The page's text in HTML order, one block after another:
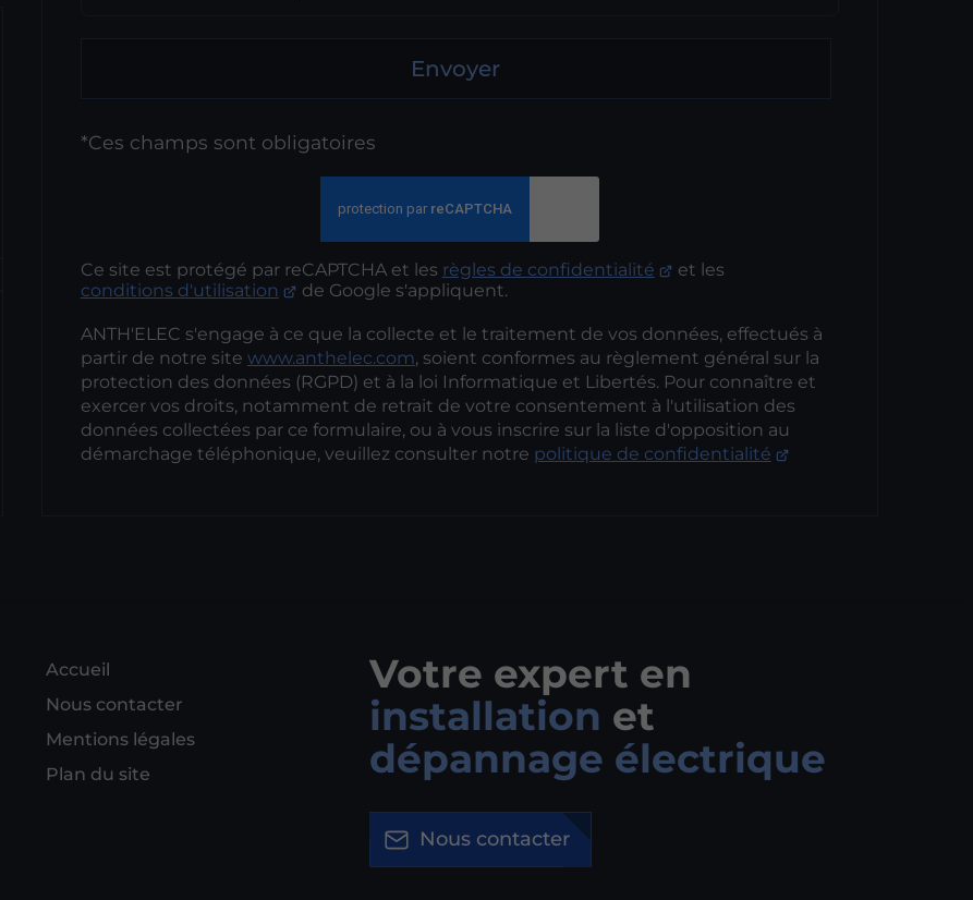
Envoyer
*Ces champs sont obligatoires
Ce site est protégé par reCAPTCHA et les règles de confidentialité
et les
conditions d'utilisation
de Google s'appliquent.
ANTH'ELEC s'engage à ce que la collecte et le traitement de vos données, effectués à
partir de notre site www.anthelec.com, soient conformes au règlement général sur la
protection des données (RGPD) et à la loi Informatique et Libertés. Pour connaître et
exercer vos droits, notamment de retrait de votre consentement à l'utilisation des
données collectées par ce formulaire, ou à vous inscrire sur la liste d'opposition au
démarchage téléphonique, veuillez consulter notre politique de confidentialité
Accueil
Nous contacter
Mentions légales
Plan du site
Votre expert en
installation et
dépannage électrique
Nous contacter